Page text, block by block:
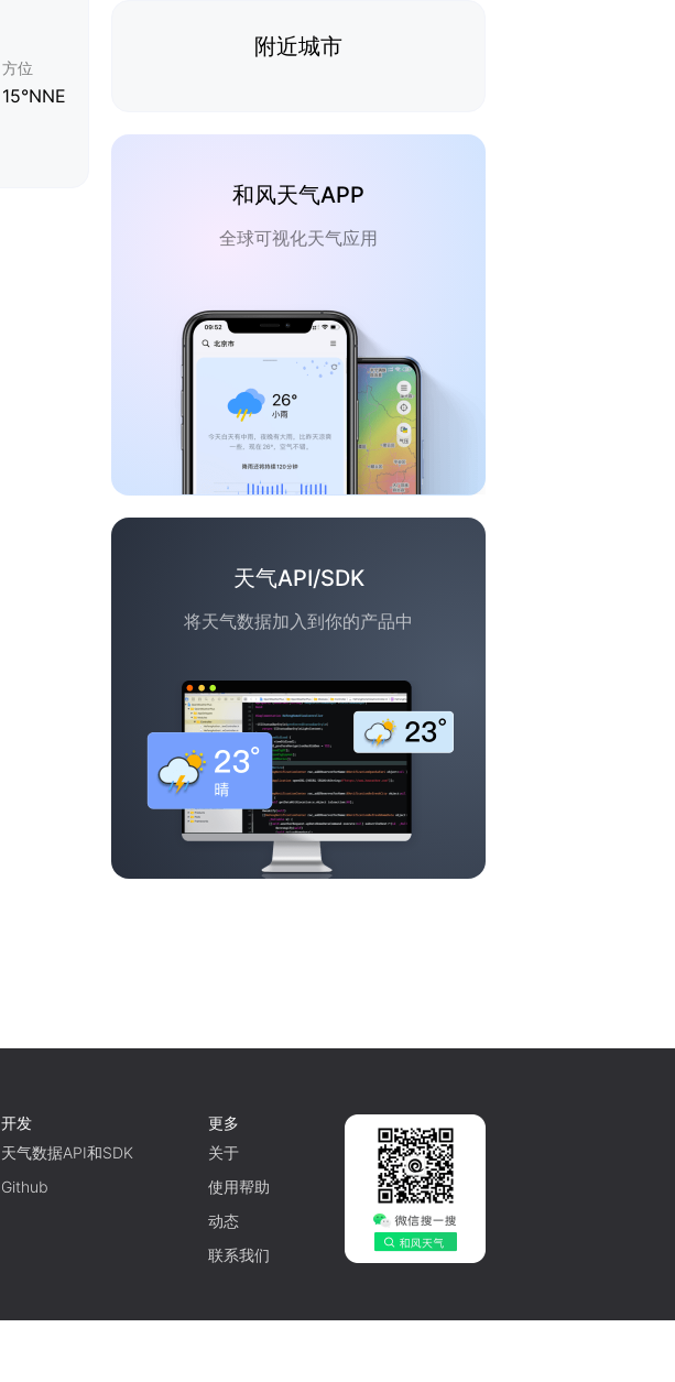
方位
15°NNE
附近城市
和风天气APP
全球可视化天气应用
天气API/SDK
将天气数据加入到你的产品中
开发
天气数据API和SDK
Github
更多
关于
使用帮助
动态
联系我们